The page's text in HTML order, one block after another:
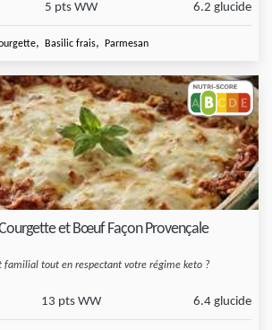
5 pts WW 6.2 glucide
, Basilic frais, Parmesan
et Bœuf Façon Provençale
familial tout en respectant votre régime keto ?
13 pts WW 6.4 glucide